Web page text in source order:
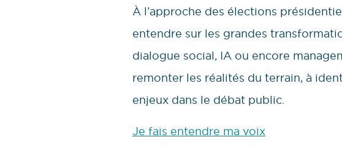
À l’approche des élections
entendre sur les grandes
dialogue social, IA ou encore
remonter les réalités du terrain, à
enjeux dans le débat public.
Je fais entendre ma voix